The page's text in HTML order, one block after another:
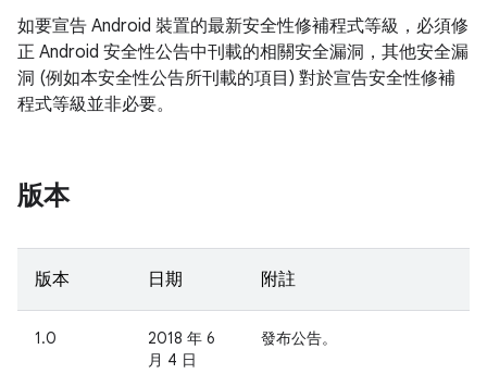
如要宣告 Android 裝置的最新安全性修補程式等級，必須修
正 Android 安全性公告中刊載的相關安全漏洞，其他安全漏
洞 (例如本安全性公告所刊載的項目) 對於宣告安全性修補
程式等級並非必要。
版本
版本 日期 附註
1.0
2018 年 6
月 4 日
發布公告。